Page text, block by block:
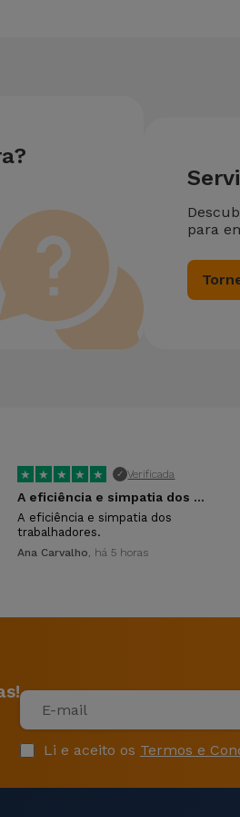
para
★ ★ ★ ★ ★ ✓ Verificada
A eficiência e simpatia dos trabalhadores.
A eficiência e simpatia dos
trabalhadores.
Ana Carvalho, há 5 horas
Li e aceito os Termos e